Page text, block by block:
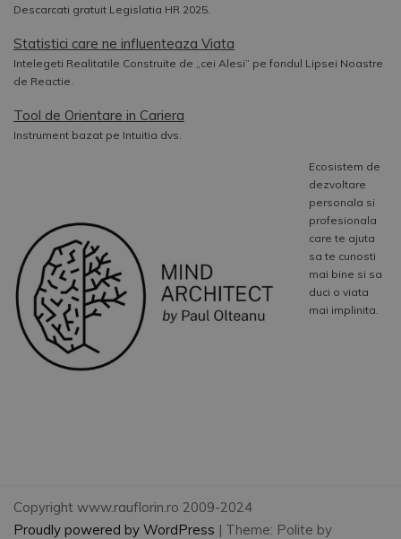
Descarcati gratuit Legislatia HR 2025.
Statistici care ne influenteaza Viata
Intelegeti Realitatile Construite de „cei Alesi” pe fondul Lipsei Noastre
de Reactie.
Tool de Orientare in Cariera
Instrument bazat pe Intuitia dvs.
Ecosistem de
dezvoltare
personala si
profesionala
care te ajuta
sa te cunosti
mai bine si sa
duci o viata
mai implinita.
Copyright www.rauflorin.ro 2009-2024
Proudly powered by WordPress | Theme: Polite by